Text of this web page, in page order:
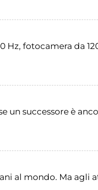
Hz, fotocamera da
un successore è
al mondo. Ma agli